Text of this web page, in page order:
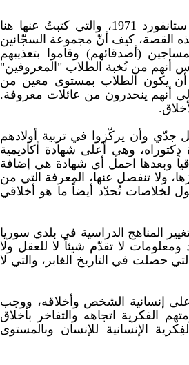
يحضرني هنا تجربة دكتور فيليپ زيمباردو في سجن جامعة ستانفورد 1971، والتي كتبتُ عنها هنا
القصة، كيف أنّ مجموعة السجّانين
(أصدقائهم) وقاموا بتعذيبهم
أنهم من نُخبة الطلاب "المعروفين"
يكون الطلاب بمستوى معين من
أنهم ينحدرون من عائلات معروفة.
جدّي وأن يركّزوا في تربية أولادهم
وهي أعلى شهادة أكاديمية
وبعدها احمل أي شهادة هي إضافة
ولا تنفصل عنها، المعرفة التي من
لخلاصات تُحدّد أيضاً ما هو أخلاقي
المناهج الدراسية في بلدي سوريا
لا تقدّم شيئاً لا للعقل ولا
حصلت في التاريخ الغابر، والتي لا
على إنسانية الشخص وأخلاقه، ووجب
الفكرية اتجاهه والتفاخر بأخلاق
الإنسانية للإنسان وبالمستوى